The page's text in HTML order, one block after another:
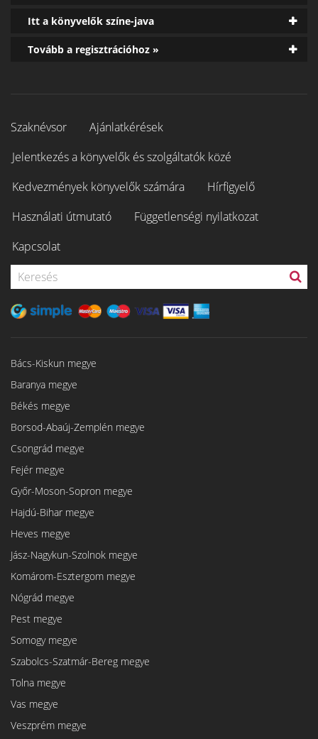
Itt a könyvelők színe-java
Tovább a regisztrációhoz »
Szaknévsor
Ajánlatkérések
Jelentkezés a könyvelők és szolgáltatók közé
Kedvezmények könyvelők számára
Hírfigyelő
Használati útmutató
Függetlenségi nyilatkozat
Kapcsolat
Bács-Kiskun megye
Baranya megye
Békés megye
Borsod-Abaúj-Zemplén megye
Csongrád megye
Fejér megye
Győr-Moson-Sopron megye
Hajdú-Bihar megye
Heves megye
Jász-Nagykun-Szolnok megye
Komárom-Esztergom megye
Nógrád megye
Pest megye
Somogy megye
Szabolcs-Szatmár-Bereg megye
Tolna megye
Vas megye
Veszprém megye